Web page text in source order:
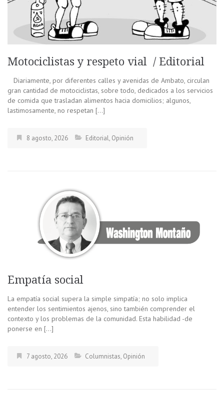
Motociclistas y respeto vial / Editorial
Diariamente, por diferentes calles y avenidas de Ambato, circulan
gran cantidad de motociclistas, sobre todo, dedicados a los servicios
de comida que trasladan alimentos hacia domicilios; algunos,
lastimosamente, no respetan […]
8 agosto, 2026 Editorial, Opinión
Empatía social
La empatía social supera la simple simpatía; no solo implica
entender los sentimientos ajenos, sino también comprender el
contexto y los problemas de la comunidad. Esta habilidad -de
ponerse en […]
7 agosto, 2026 Columnistas, Opinión